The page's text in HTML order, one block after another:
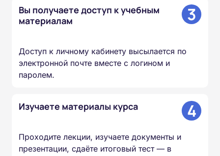
Вы получаете доступ к учебным
материалам
3
Доступ к личному кабинету высылается по
электронной почте вместе с логином и
паролем.
Изучаете материалы курса 4
Проходите лекции, изучаете документы и
презентации, сдаёте итоговый тест — в